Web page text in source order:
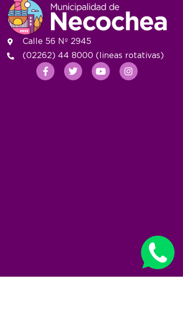
Calle 56 Nº 2945
(02262) 44 8000 (lineas rotativas)